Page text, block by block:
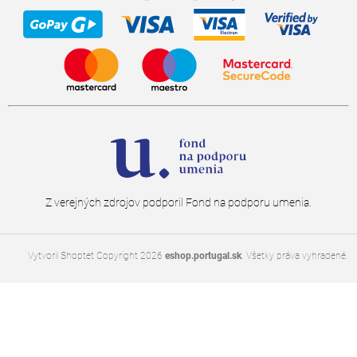
Z verejných zdrojov podporil Fond na podporu umenia.
Vytvoril Shoptet Copyright 2026 eshop.portugal.sk. Všetky práva vyhradené.